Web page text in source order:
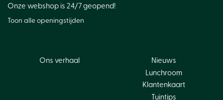
Onze webshop is 24/7 geopend!
Toon alle openingstijden
Ons verhaal
Nieuws
Lunchroom
Klantenkaart
Tuintips